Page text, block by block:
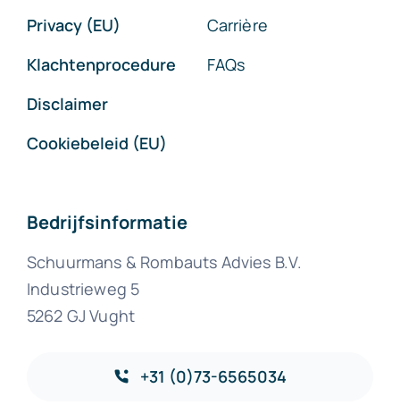
Privacy (EU)
Klachtenprocedure
Disclaimer
Cookiebeleid (EU)
Carrière
FAQs
Bedrijfsinformatie
Schuurmans & Rombauts Advies B.V.
Industrieweg 5
5262 GJ Vught
+31 (0)73-6565034